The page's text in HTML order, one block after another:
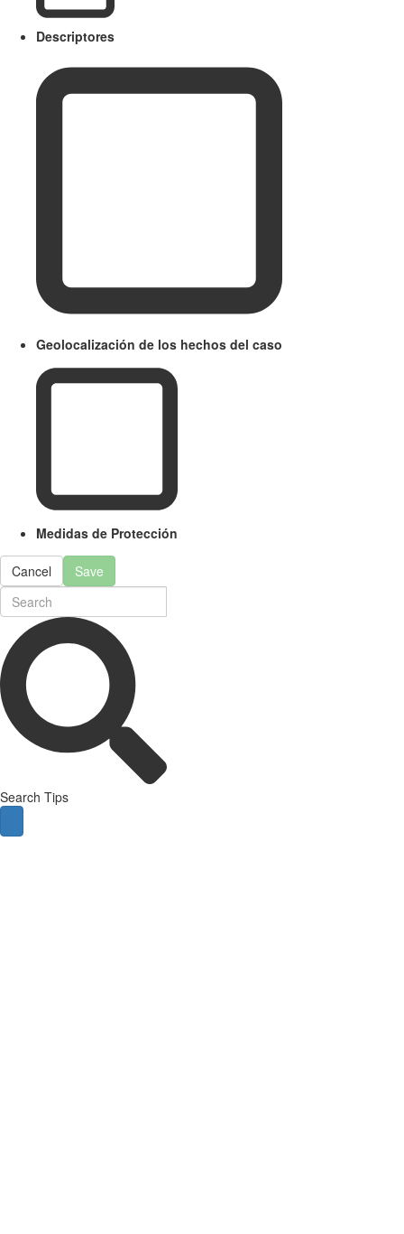
Descriptores
Geolocalización de los hechos del caso
Medidas de Protección
Cancel Save
Search Tips